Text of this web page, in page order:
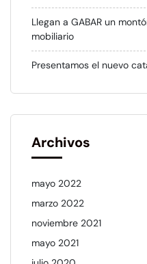
Llegan a GABAR un
mobiliario
Presentamos el nuevo
Archivos
mayo 2022
marzo 2022
noviembre 2021
mayo 2021